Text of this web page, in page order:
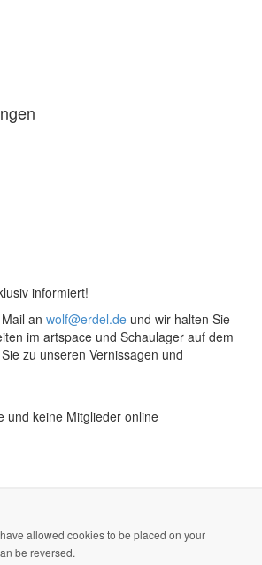
informiert!
an wolf@erdel.de und wir halten Sie
im artspace und Schaulager auf dem
zu unseren Vernissagen und
und keine Mitglieder online
allowed cookies to be placed on your
be reversed.